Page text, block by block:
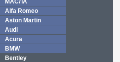
МАСЛА
Alfa Romeo
Aston Martin
Audi
Acura
BMW
Bentley